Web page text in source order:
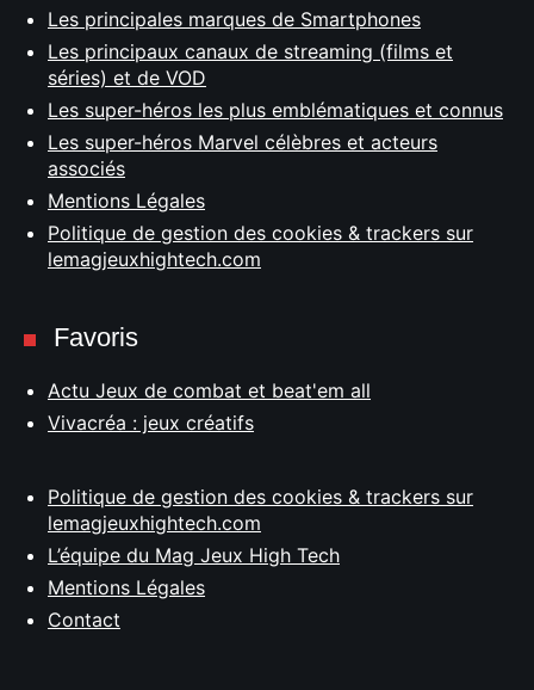
Les principales marques de Smartphones
Les principaux canaux de streaming (films et
séries) et de VOD
Les super-héros les plus emblématiques et connus
Les super-héros Marvel célèbres et acteurs
associés
Mentions Légales
Politique de gestion des cookies & trackers sur
lemagjeuxhightech.com
Favoris
Actu Jeux de combat et beat'em all
Vivacréa : jeux créatifs
Politique de gestion des cookies & trackers sur
lemagjeuxhightech.com
L’équipe du Mag Jeux High Tech
Mentions Légales
Contact